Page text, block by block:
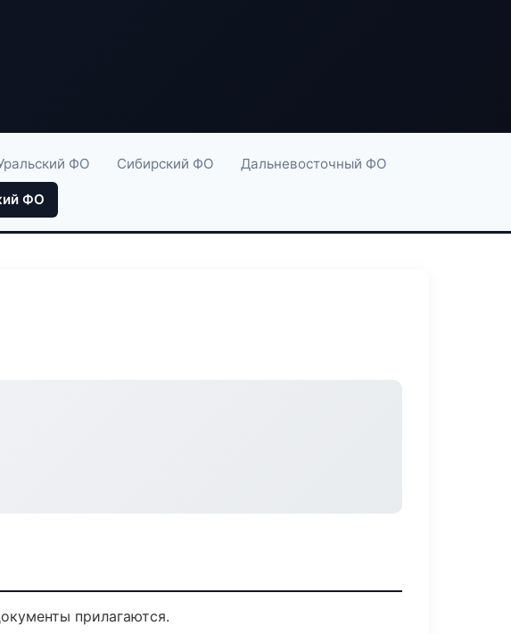
ФО Сибирский ФО Дальневосточный ФО
ФО
прилагаются.